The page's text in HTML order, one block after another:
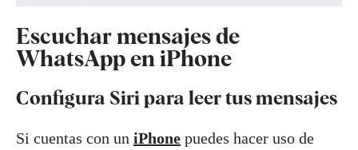
Escuchar mensajes de
WhatsApp en iPhone
Configura Siri para leer tus mensajes
Si cuentas con un iPhone puedes hacer uso de